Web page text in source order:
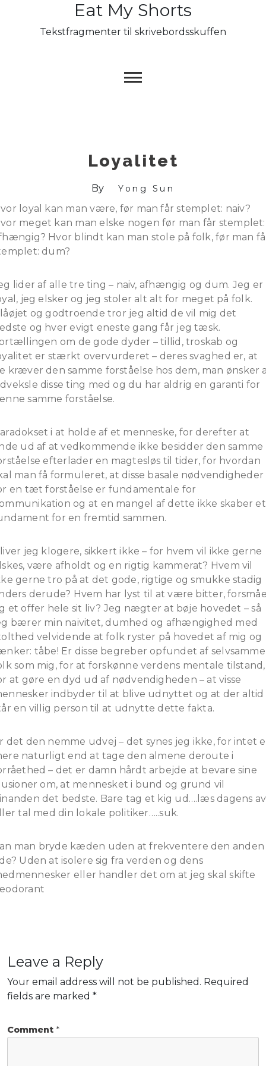
Eat My Shorts
Tekstfragmenter til skrivebordsskuffen
Loyalitet
By Yong Sun
loyal kan man være, før man får stemplet: naiv?
meget kan man elske nogen før man får stemplet:
Hvor blindt kan man stole på folk, før man
dum?
lider af alle tre ting – naiv, afhængig og dum. Jeg er
jeg elsker og jeg stoler alt alt for meget på folk.
og godtroende tror jeg altid de vil mig det
og hver evigt eneste gang får jeg tæsk.
om de gode dyder – tillid, troskab og
er stærkt overvurderet – deres svaghed er, at
kræver den samme forståelse hos dem, man ønsker
disse ting med og du har aldrig en garanti for
samme forståelse.
i at holde af et menneske, for derefter at
ud af at vedkommende ikke besidder den samme
efterlader en magtesløs til tider, for hvordan
man få formuleret, at disse basale nødvendigheder
en tæt forståelse er fundamentale for
og at en mangel af dette ikke skaber et
for en fremtid sammen.
jeg klogere, sikkert ikke – for hvem vil ikke gerne
være afholdt og en rigtig kammerat? Hvem vil
gerne tro på at det gode, rigtige og smukke stadig
derude? Hvem har lyst til at være bitter,
et offer hele sit liv? Jeg nægter at bøje hovedet – så
bærer min naivitet, dumhed og afhængighed med
velvidende at folk ryster på hovedet af mig og
tåbe! Er disse begreber opfundet af selvsamme
som mig, for at forskønne verdens mentale tilstand,
at gøre en dyd ud af nødvendigheden – at visse
indbyder til at blive udnyttet og at der altid
en villig person til at udnytte dette fakta.
det den nemme udvej – det synes jeg ikke, for intet
naturligt end at tage den almene deroute i
– det er damn hårdt arbejde at bevare sine
om, at mennesket i bund og grund vil
det bedste. Bare tag et kig ud….læs dagens
tal med din lokale politiker…..suk.
man bryde kæden uden at frekventere den anden
Uden at isolere sig fra verden og dens
eller handler det om at jeg skal skifte
Leave a Reply
Your email address will not be published. Required
fields are marked *
Comment *